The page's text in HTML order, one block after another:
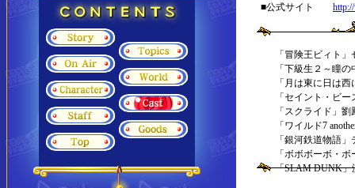
■公式サイト
「冒険王ビィト
「下級生２～瞳
「月は東に日は西
「セイント・ビ
「スクライド」劉
「ワイルド7
「銀河鉄道物語
「ボボボーボ・
「SLAM DUNK